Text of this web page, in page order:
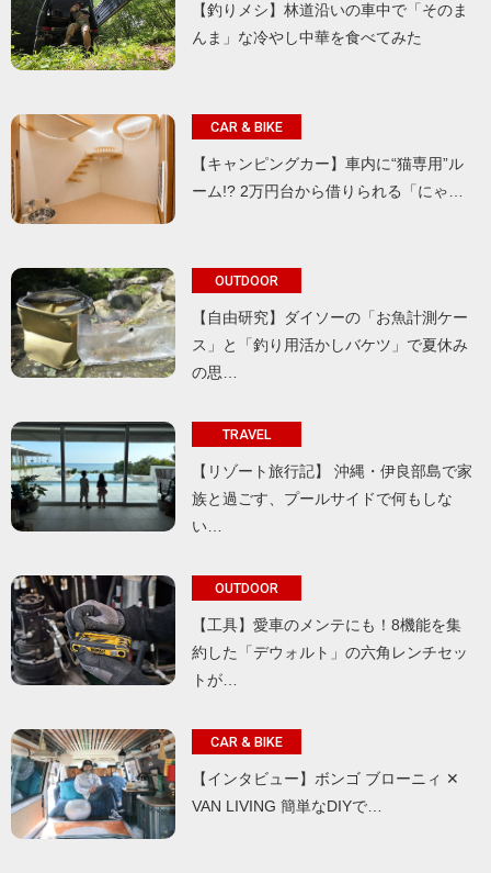
【釣りメシ】林道沿いの車中で「そのま
んま」な冷やし中華を食べてみた
CAR & BIKE
【キャンピングカー】車内に“猫専用”ル
ーム!? 2万円台から借りられる「にゃ…
OUTDOOR
【自由研究】ダイソーの「お魚計測ケー
ス」と「釣り用活かしバケツ」で夏休み
の思…
TRAVEL
【リゾート旅行記】 沖縄・伊良部島で家
族と過ごす、プールサイドで何もしな
い…
OUTDOOR
【工具】愛車のメンテにも！8機能を集
約した「デウォルト」の六角レンチセッ
トが…
CAR & BIKE
【インタビュー】ボンゴ ブローニィ ✕
VAN LIVING 簡単なDIYで…